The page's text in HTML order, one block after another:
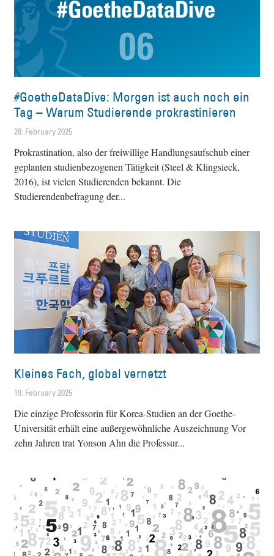
#GoetheDataDive: Morgen ist auch noch ein
Tag – Warum Studierende prokrastinieren
28. February 2025
Prokrastination, also der freiwillige Handlungsaufschub einer
geplanten studienbezogenen Tätigkeit (Steel & Klingsieck,
2016), ist vielen Studierenden bekannt. Die
Studierendenbefragung der
Kleines Fach, global vernetzt
19. February 2025
Die einzige Professorin für Korea-Studien an der Goethe-
Universität erhält eine außergewöhnliche Auszeichnung Vor
zehn Jahren trat Yonson Ahn die Professur